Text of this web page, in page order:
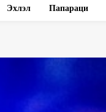
Эхлэл Папараци